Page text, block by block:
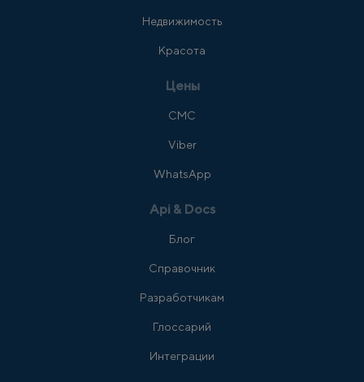
Недвижимость
Красота
Цены
СМС
Viber
WhatsApp
Api & Docs
Блог
Справочник
Разработчикам
Глоссарий
Интеграции